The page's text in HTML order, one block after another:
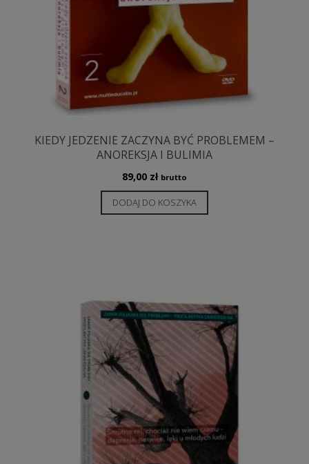
KIEDY JEDZENIE ZACZYNA BYĆ PROBLEMEM –
ANOREKSJA I BULIMIA
89,00 zł brutto
DODAJ DO KOSZYKA